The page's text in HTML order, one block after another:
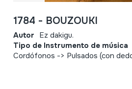
1784 - BOUZOUKI
Autor Ez dakigu.
Tipo de Instrumento de música
Cordófonos -> Pulsados (con